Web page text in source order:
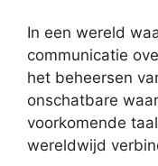
In een wereld
communicatie
het beheersen
onschatbare
voorkomende
wereldwijd